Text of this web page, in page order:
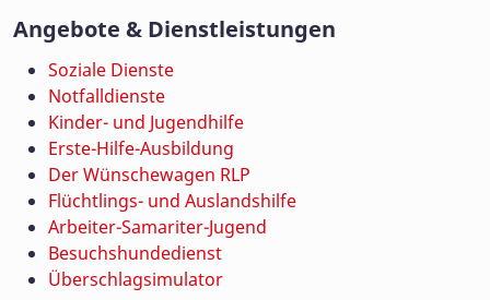
Angebote & Dienstleistungen
Soziale Dienste
Notfalldienste
Kinder- und Jugendhilfe
Erste-Hilfe-Ausbildung
Der Wünschewagen RLP
Flüchtlings- und Auslandshilfe
Arbeiter-Samariter-Jugend
Besuchshundedienst
Überschlagsimulator